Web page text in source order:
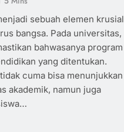
sebuah elemen krusial
bangsa. Pada universitas,
bahwasanya program
yang ditentukan.
cuma bisa menunjukkan
akademik, namun juga